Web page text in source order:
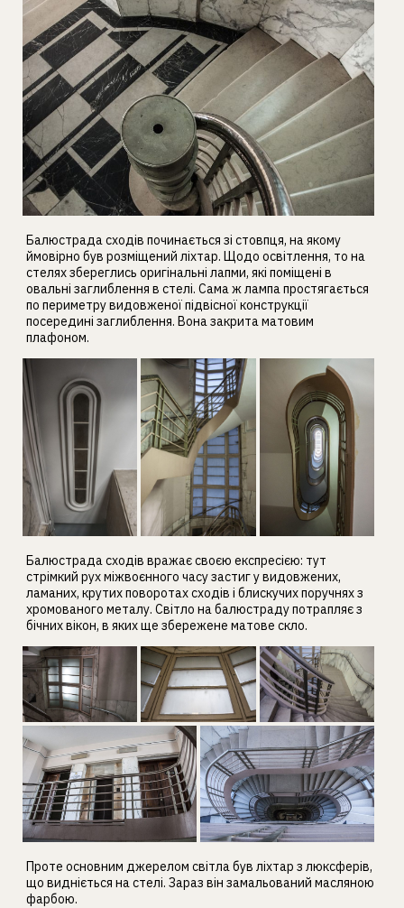
Балюстрада сходів починається зі стовпця, на якому
ймовірно був розміщений ліхтар. Щодо освітлення, то на
стелях збереглись оригінальні лапми, які поміщені в
овальні заглиблення в стелі. Сама ж лампа простягається
по периметру видовженої підвісної конструкції
посередині заглиблення. Вона закрита матовим
плафоном.
Балюстрада сходів вражає своєю експресією: тут
стрімкий рух міжвоєнного часу застиг у видовжених,
ламаних, крутих поворотах сходів і блискучих поручнях з
хромованого металу. Світло на балюстраду потрапляє з
бічних вікон, в яких ще збережене матове скло.
Проте основним джерелом світла був ліхтар з люксферів,
що видніється на стелі. Зараз він замальований масляною
фарбою.